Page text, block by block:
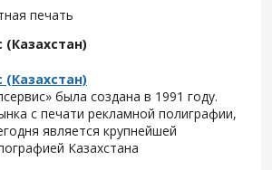
печать
(Казахстан)
(Казахстан)
была создана в 1991 году.
с печати рекламной полиграфии,
является крупнейшей
Казахстана